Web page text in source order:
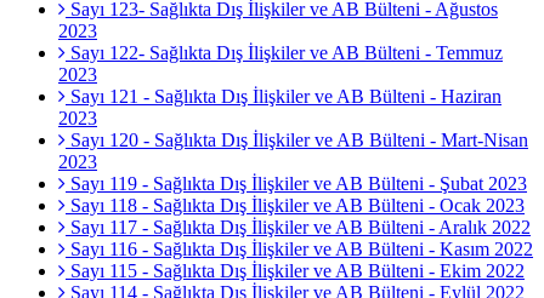
Sayı 123- Sağlıkta Dış İlişkiler ve AB Bülteni - Ağustos
2023
Sayı 122- Sağlıkta Dış İlişkiler ve AB Bülteni - Temmuz
2023
Sayı 121 - Sağlıkta Dış İlişkiler ve AB Bülteni - Haziran
2023
Sayı 120 - Sağlıkta Dış İlişkiler ve AB Bülteni - Mart-Nisan
2023
Sayı 119 - Sağlıkta Dış İlişkiler ve AB Bülteni - Şubat 2023
Sayı 118 - Sağlıkta Dış İlişkiler ve AB Bülteni - Ocak 2023
Sayı 117 - Sağlıkta Dış İlişkiler ve AB Bülteni - Aralık 2022
Sayı 116 - Sağlıkta Dış İlişkiler ve AB Bülteni - Kasım 2022
Sayı 115 - Sağlıkta Dış İlişkiler ve AB Bülteni - Ekim 2022
Sayı 114 - Sağlıkta Dış İlişkiler ve AB Bülteni - Eylül 2022